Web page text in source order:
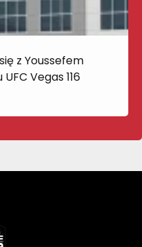
z Youssefem
Vegas 116